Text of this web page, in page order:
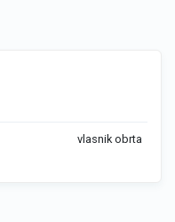
vlasnik obrta